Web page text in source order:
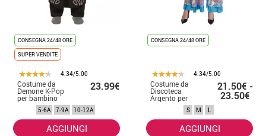
CONSEGNA 24/48 ORE
SUPER VENDITE
4.34/5.00
Costume da
Demone K-Pop
per bambino
23.99€
5-6A 7-9A 10-12A
AGGIUNGI
CONSEGNA 24/48 ORE
4.34/5.00
Costume da
Discoteca
Argento per
donna
21.50€ -
23.50€
S M L
AGGIUNGI